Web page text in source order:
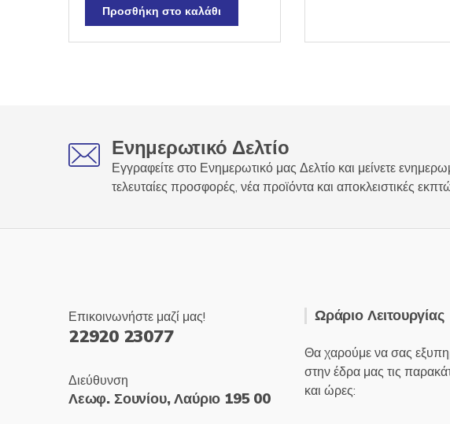
Προσθήκη στο καλάθι
Ενημερωτικό Δελτίο
Εγγραφείτε στο Ενημερωτικό μας Δελτίο και μείνετε
τελευταίες προσφορές, νέα προϊόντα και αποκλειστικές
Επικοινωνήστε μαζί μας!
22920 23077
Διεύθυνση
Λεωφ. Σουνίου, Λαύριο 195 00
Ωράριο Λειτουργίας
Θα χαρούμε να σας
στην έδρα μας τις
και ώρες: